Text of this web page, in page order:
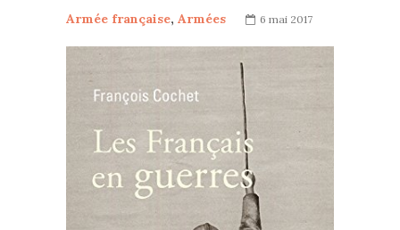
Armée française, Armées 6 mai 2017